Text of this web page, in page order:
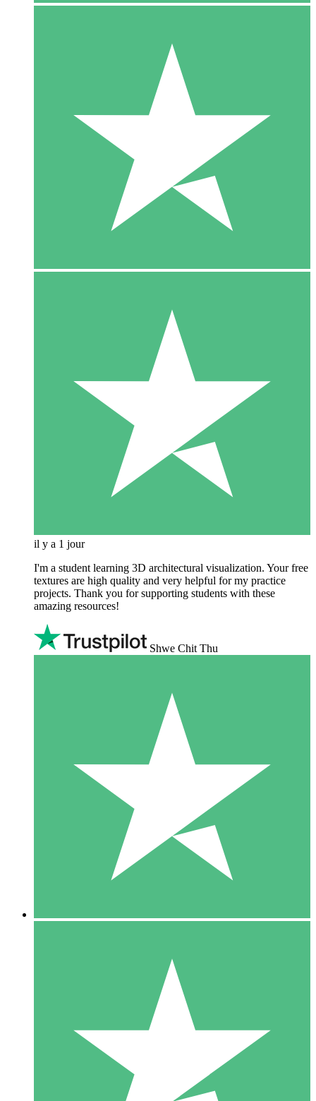
il y a 1 jour
I'm a student learning 3D architectural visualization. Your free
textures are high quality and very helpful for my practice
projects. Thank you for supporting students with these
amazing resources!
Shwe Chit Thu